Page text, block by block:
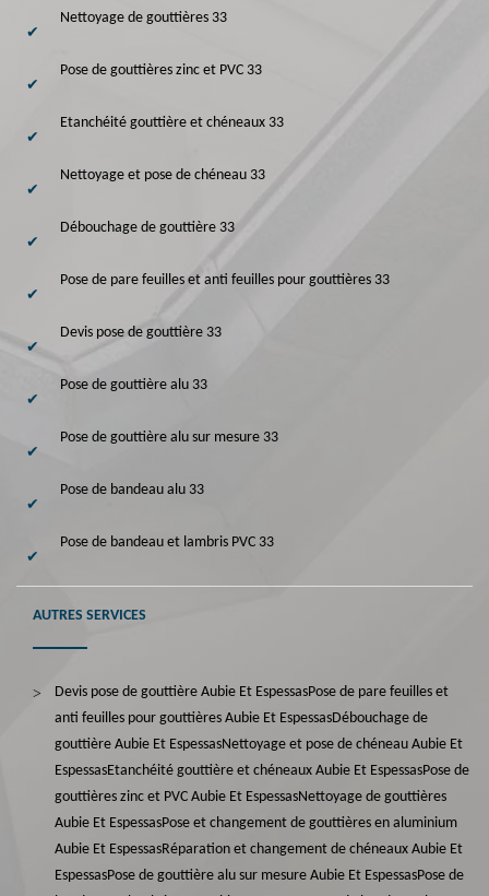
Nettoyage de gouttières 33
Pose de gouttières zinc et PVC 33
Etanchéité gouttière et chéneaux 33
Nettoyage et pose de chéneau 33
Débouchage de gouttière 33
Pose de pare feuilles et anti feuilles pour gouttières 33
Devis pose de gouttière 33
Pose de gouttière alu 33
Pose de gouttière alu sur mesure 33
Pose de bandeau alu 33
Pose de bandeau et lambris PVC 33
AUTRES SERVICES
Devis pose de gouttière Aubie Et EspessasPose de pare feuilles et
anti feuilles pour gouttières Aubie Et EspessasDébouchage de
gouttière Aubie Et EspessasNettoyage et pose de chéneau Aubie Et
EspessasEtanchéité gouttière et chéneaux Aubie Et EspessasPose de
gouttières zinc et PVC Aubie Et EspessasNettoyage de gouttières
Aubie Et EspessasPose et changement de gouttières en aluminium
Aubie Et EspessasRéparation et changement de chéneaux Aubie Et
EspessasPose de gouttière alu sur mesure Aubie Et EspessasPose de